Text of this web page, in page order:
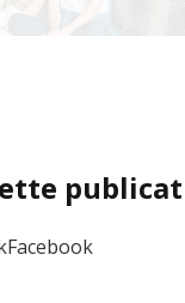
Facebook